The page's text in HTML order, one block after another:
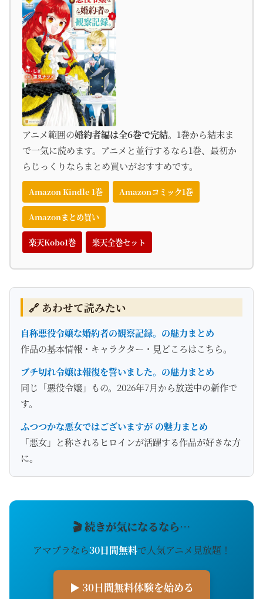
アニメ範囲の婚約者編は全6巻で完結。1巻から結末ま
で一気に読めます。アニメと並行するなら1巻、最初か
らじっくりならまとめ買いがおすすめです。
Amazon Kindle 1巻 Amazonコミック1巻
Amazonまとめ買い
楽天Kobo1巻 楽天全巻セット
🔗 あわせて読みたい
自称悪役令嬢な婚約者の観察記録。の魅力まとめ
作品の基本情報・キャラクター・見どころはこちら。
ブチ切れ令嬢は報復を誓いました。の魅力まとめ
同じ「悪役令嬢」もの。2026年7月から放送中の新作で
す。
ふつつかな悪女ではございますが の魅力まとめ
「悪女」と称されるヒロインが活躍する作品が好きな方
に。
🎬 続きが気になるなら…
アマプラなら30日間無料で人気アニメ見放題！
▶ 30日間無料体験を始める